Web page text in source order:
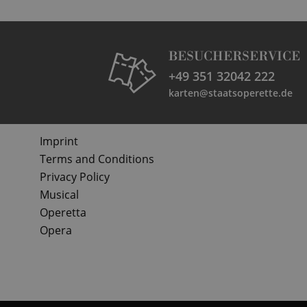
BESUCHERSERVICE
+49 351 32042 222
karten@staatsoperette.de
Imprint
Terms and Conditions
Privacy Policy
Musical
Operetta
Opera